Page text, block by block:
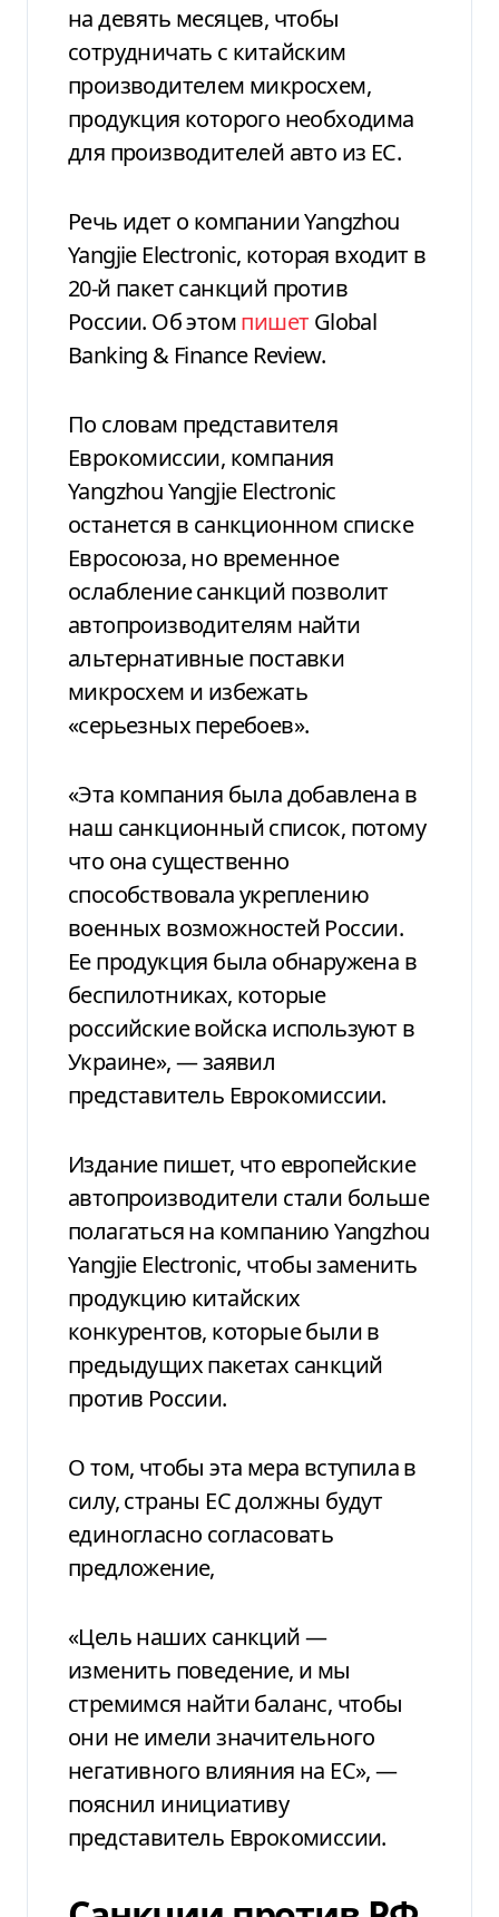
на девять месяцев, чтобы
сотрудничать с китайским
производителем микросхем,
продукция которого необходима
для производителей авто из ЕС.
Речь идет о компании Yangzhou
Yangjie Electronic, которая входит в
20-й пакет санкций против
России. Об этомпишет Global
Banking & Finance Review.
По словам представителя
Еврокомиссии, компания
Yangzhou Yangjie Electronic
останется в санкционном списке
Евросоюза, но временное
ослабление санкций позволит
автопроизводителям найти
альтернативные поставки
микросхем и избежать
«серьезных перебоев».
«Эта компания была добавлена в
наш санкционный список, потому
что она существенно
способствовала укреплению
военных возможностей России.
Ее продукция была обнаружена в
беспилотниках, которые
российские войска используют в
Украине», — заявил
представитель Еврокомиссии.
Издание пишет, что европейские
автопроизводители стали больше
полагаться на компанию Yangzhou
Yangjie Electronic, чтобы заменить
продукцию китайских
конкурентов, которые были в
предыдущих пакетах санкций
против России.
О том, чтобы эта мера вступила в
силу, страны ЕС должны будут
единогласно согласовать
предложение,
«Цель наших санкций —
изменить поведение, и мы
стремимся найти баланс, чтобы
они не имели значительного
негативного влияния на ЕС», —
пояснил инициативу
представитель Еврокомиссии.